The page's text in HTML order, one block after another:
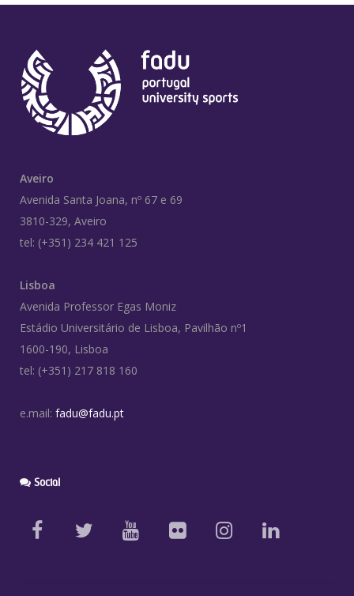
Aveiro
Avenida Santa Joana, nº 67 e 69
3810-329, Aveiro
tel: (+351) 234 421 125
Lisboa
Avenida Professor Egas Moniz
Estádio Universitário de Lisboa, Pavilhão nº1
1600-190, Lisboa
tel: (+351) 217 818 160
e.mail: fadu@fadu.pt
Social